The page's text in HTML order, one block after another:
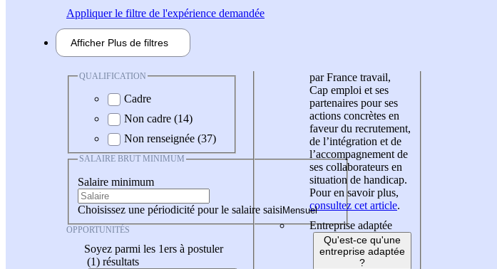
Appliquerle filtre de l'expérience demandée
Afficher Plus de filtres
QUALIFICATION
Cadre
Non cadre (14)
Non renseignée (37)
SALAIRE BRUT MINIMUM
Salaire minimum
Choisissez une périodicité pour le salaire saisi
OPPORTUNITÉS
Soyez parmi les 1ers à postuler
(1) résultats
par France travail,
Cap emploi et ses
partenaires pour ses
actions concrètes en
faveur du recrutement,
de l’intégration et de
l’accompagnement de
ses collaborateurs en
situation de handicap.
Pour en savoir plus,
consultez cet article.
Entreprise adaptée
Qu'est-ce qu'une
entreprise adaptée
?